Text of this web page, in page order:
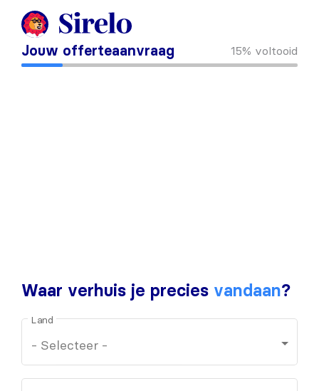
Jouw offerteaanvraag 15% voltooid
Waar verhuis je precies vandaan?
Land